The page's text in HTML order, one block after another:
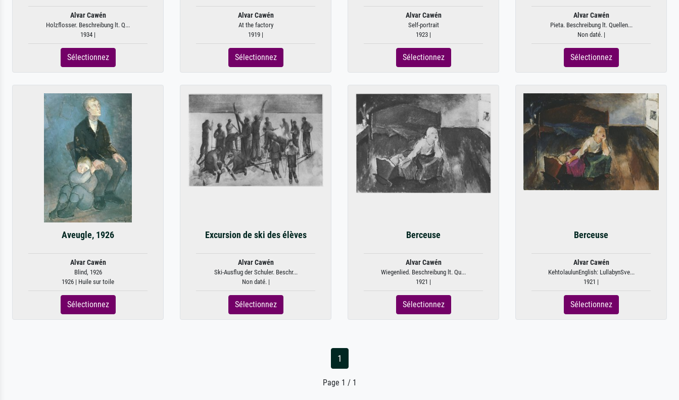
Alvar Cawén
Holzflosser. Beschreibung lt. Q...
1934 |
Sélectionnez
Alvar Cawén
At the factory
1919 |
Sélectionnez
Alvar Cawén
Self-portrait
1923 |
Sélectionnez
Alvar Cawén
Pieta. Beschreibung lt. Quellen...
Non daté. |
Sélectionnez
Aveugle, 1926
Alvar Cawén
Blind, 1926
1926 | Huile sur toile
Sélectionnez
Excursion de ski des élèves
Alvar Cawén
Ski-Ausflug der Schuler. Beschr...
Non daté. |
Sélectionnez
Berceuse
Alvar Cawén
Wiegenlied. Beschreibung lt. Qu...
1921 |
Sélectionnez
Berceuse
Alvar Cawén
KehtolaulunEnglish: LullabynSve...
1921 |
Sélectionnez
1
Page 1 / 1